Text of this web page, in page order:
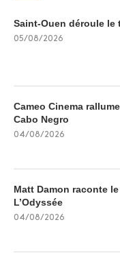
Saint-Ouen déroule le
05/08/2026
Cameo Cinema
Cabo Negro
04/08/2026
Matt Damon raconte
L’Odyssée
04/08/2026